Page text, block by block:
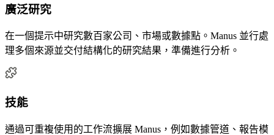
廣泛研究
在一個提示中研究數百家公司、市場或數據點。Manus 並行處
理多個來源並交付結構化的研究結果，準備進行分析。
技能
通過可重複使用的工作流擴展 Manus，例如數據管道、報告模